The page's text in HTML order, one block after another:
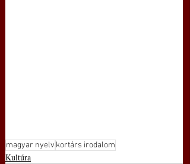
magyar nyelv kortárs irodalom
Kultúra